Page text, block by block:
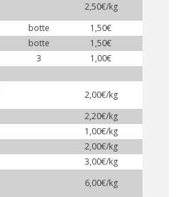
2,50€/kg
botte
1,50€
botte
1,50€
3
1,00€
2,00€/kg
2,20€/kg
1,00€/kg
2,00€/kg
3,00€/kg
6,00€/kg